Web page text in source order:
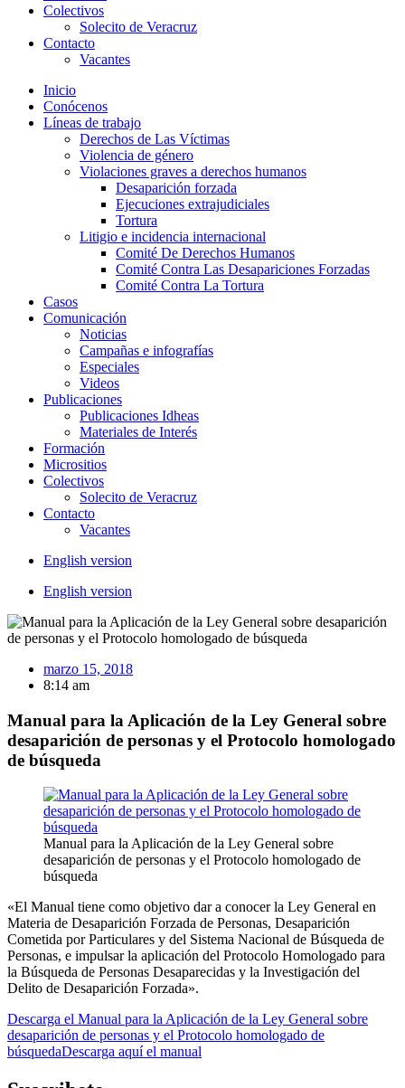
Colectivos
Solecito de Veracruz
Contacto
Vacantes
Inicio
Conócenos
Líneas de trabajo
Derechos de Las Víctimas
Violencia de género
Violaciones graves a derechos humanos
Desaparición forzada​
Ejecuciones extrajudiciales
Tortura
Litigio e incidencia internacional
Comité De Derechos Humanos​
Comité Contra Las Desapariciones Forzadas
Comité Contra La Tortura​
Casos
Comunicación
Noticias
Campañas e infografías
Especiales
Videos
Publicaciones
Publicaciones Idheas
Materiales de Interés
Formación
Micrositios
Colectivos
Solecito de Veracruz
Contacto
Vacantes
English version
English version
marzo 15, 2018
8:14 am
Manual para la Aplicación de la Ley General sobre
desaparición de personas y el Protocolo homologado
de búsqueda
Manual para la Aplicación de la Ley General sobre
desaparición de personas y el Protocolo homologado de
búsqueda
«El Manual tiene como objetivo dar a conocer la Ley General en
Materia de Desaparición Forzada de Personas, Desaparición
Cometida por Particulares y del Sistema Nacional de Búsqueda de
Personas, e impulsar la aplicación del Protocolo Homologado para
la Búsqueda de Personas Desaparecidas y la Investigación del
Delito de Desaparición Forzada».
Descarga el Manual para la Aplicación de la Ley General sobre
desaparición de personas y el Protocolo homologado de
búsquedaDescarga aquí el manual